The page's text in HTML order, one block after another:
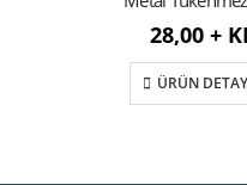
28,00 +
ÜRÜN